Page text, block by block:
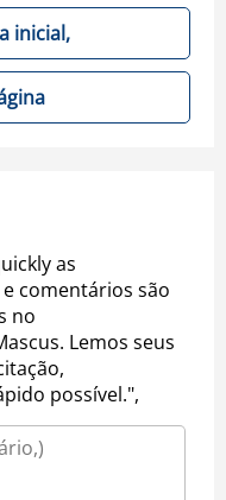
inicial,
as
comentários são
no
Lemos seus
possível.",